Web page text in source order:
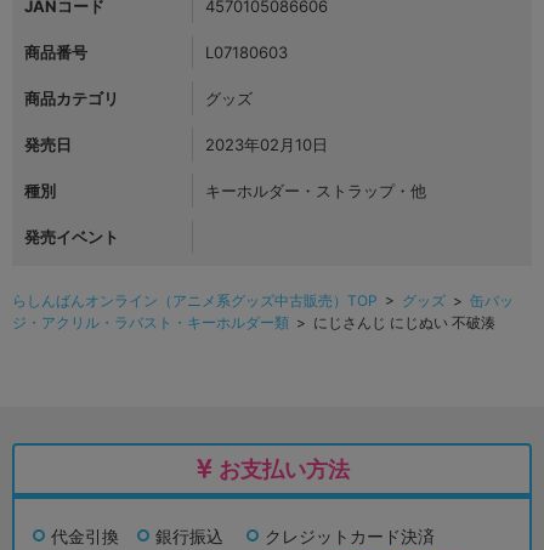
JANコード 4570105086606
商品番号 L07180603
商品カテゴリ グッズ
発売日 2023年02月10日
種別 キーホルダー・ストラップ・他
発売イベント
らしんばんオンライン（アニメ系グッズ中古販売）TOP > グッズ > 缶バッ
ジ・アクリル・ラバスト・キーホルダー類 > にじさんじ にじぬい 不破湊
お支払い方法
代金引換 銀行振込 クレジットカード決済